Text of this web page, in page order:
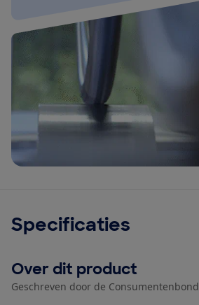
Specificaties
Over dit product
Geschreven door de Consumentenbond